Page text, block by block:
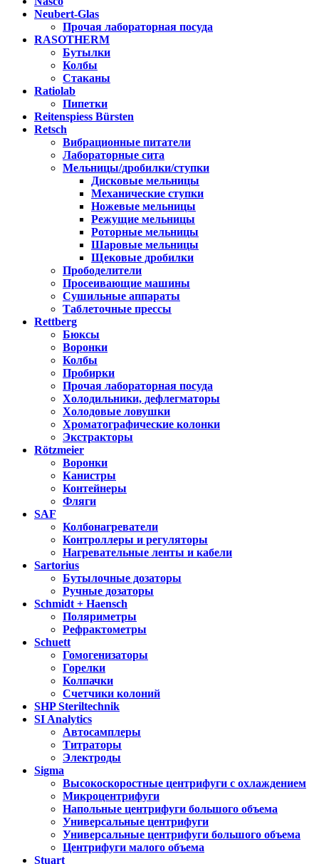
Neubert-Glas
Прочая лабораторная посуда
RASOTHERM
Бутылки
Колбы
Стаканы
Ratiolab
Пипетки
Reitenspiess Bürsten
Retsch
Вибрационные питатели
Лабораторные сита
Мельницы/дробилки/ступки
Дисковые мельницы
Механические ступки
Ножевые мельницы
Режущие мельницы
Роторные мельницы
Шаровые мельницы
Щековые дробилки
Прободелители
Просеивающие машины
Сушильные аппараты
Таблеточные прессы
Rettberg
Бюксы
Воронки
Колбы
Пробирки
Прочая лабораторная посуда
Холодильники, дефлегматоры
Холодовые ловушки
Хроматографические колонки
Экстракторы
Rötzmeier
Воронки
Канистры
Контейнеры
Фляги
SAF
Колбонагреватели
Контроллеры и регуляторы
Нагревательные ленты и кабели
Sartorius
Бутылочные дозаторы
Ручные дозаторы
Schmidt + Haensch
Поляриметры
Рефрактометры
Schuett
Гомогенизаторы
Горелки
Колпачки
Счетчики колоний
SHP Steriltechnik
SI Analytics
Автосамплеры
Титраторы
Электроды
Sigma
Высокоскоростные центрифуги с охлаждением
Микроцентрифуги
Напольные центрифуги большого объема
Универсальные центрифуги
Универсальные центрифуги большого объема
Центрифуги малого объема
Stuart